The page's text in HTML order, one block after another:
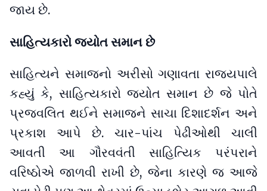
જાય છે.
સાહિત્યકારો જ્યોત સમાન છે
સાહિત્યને સમાજનો અરીસો ગણાવતા રાજ્યપાલે
કહ્યું કે, સાહિત્યકારો જ્યોત સમાન છે જે પોતે
પ્રજ્વલિત થઈને સમાજને સાચા દિશાદર્શન અને
પ્રકાશ આપે છે. ચાર-પાંચ પેઢીઓથી ચાલી
આવતી આ ગૌરવવંતી સાહિત્યિક પરંપરાને
વરિષ્ઠોએ જાળવી રાખી છે, જેના કારણે જ આજે